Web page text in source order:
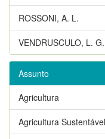
ROSSONI, A. L.
VENDRUSCULO, L. G.
Assunto
Agricultura
Agricultura Sustentável